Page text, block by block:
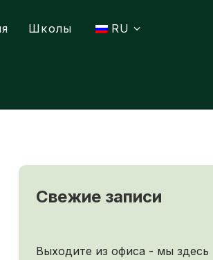
Школы RU
Свежие записи
Выходите из офиса - мы здесь